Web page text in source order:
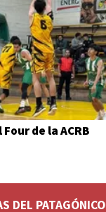
de la ACRB
DEL PATAGÓNICO